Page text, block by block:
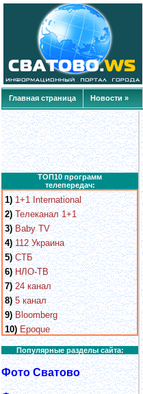
Главная страница Новости »
ТОП10 программ
телепередач:
1) 1+1 International
2) Телеканал 1+1
3) Baby TV
4) 112 Украина
5) СТБ
6) НЛО-ТВ
7) 24 канал
8) 5 канал
9) Bloomberg
10) Epoque
Популярные разделы сайта:
Фото Сватово